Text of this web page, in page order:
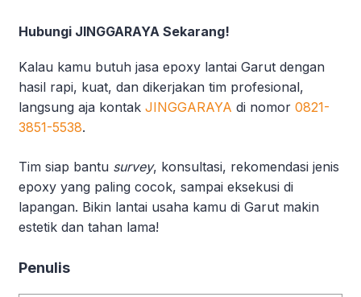
Hubungi JINGGARAYA Sekarang!
Kalau kamu butuh jasa epoxy lantai Garut dengan
hasil rapi, kuat, dan dikerjakan tim profesional,
langsung aja kontak JINGGARAYA di nomor 0821-
3851-5538.
Tim siap bantu survey, konsultasi, rekomendasi jenis
epoxy yang paling cocok, sampai eksekusi di
lapangan. Bikin lantai usaha kamu di Garut makin
estetik dan tahan lama!
Penulis